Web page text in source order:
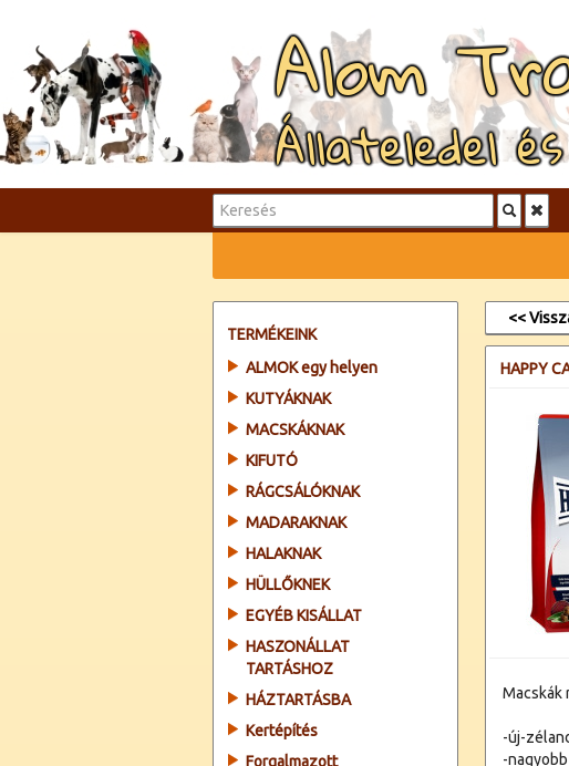
Alom
Állateledel
TERMÉKEINK
ALMOK egy helyen
KUTYÁKNAK
MACSKÁKNAK
KIFUTÓ
RÁGCSÁLÓKNAK
MADARAKNAK
HALAKNAK
HÜLLŐKNEK
EGYÉB KISÁLLAT
HASZONÁLLAT
TARTÁSHOZ
HÁZTARTÁSBA
Kertépítés
Forgalmazott
<<
HAPPY
Macskák
-új-
-